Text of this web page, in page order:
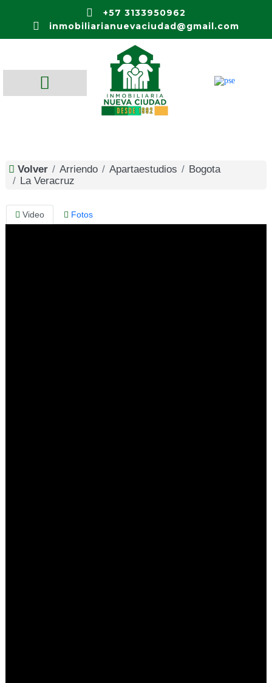
+57 3133950962
inmobiliarianuevaciudad@gmail.com
Volver Arriendo Apartaestudios
Bogota
La Veracruz
Video Fotos